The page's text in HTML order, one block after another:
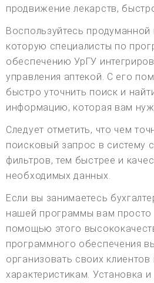
продвижение лекарств,
Воспользуйтесь
которую специалисты по
обеспечению УрГУ
управления аптекой. С его
быстро уточнить поиск и
информацию, которая вам
Следует отметить, что чем
поисковый запрос в
фильтров, тем быстрее и
необходимых данных.
Если вы занимаетесь
нашей программы вам просто
помощью этого
программного обеспечения
организовать своих
характеристикам. Установка